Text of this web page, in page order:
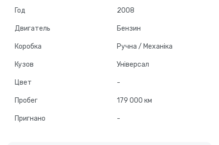
Год 2008
Двигатель Бензин
Коробка Ручна / Механіка
Кузов Універсал
Цвет -
Пробег 179 000 км
Пригнано -